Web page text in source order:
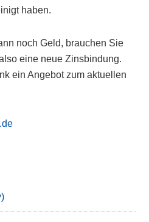
haben.
noch Geld, brauchen Sie
eine neue Zinsbindung.
ein Angebot zum aktuellen